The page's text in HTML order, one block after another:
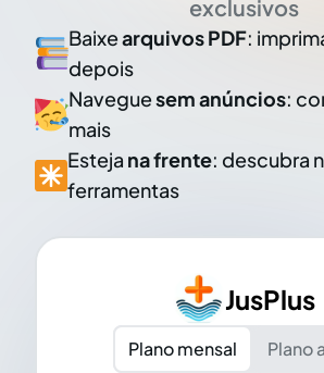
exclusivos
Baixearquivos PDF:
depois
Naveguesem anúncios:
mais
Esteja na frente: descubra
ferramentas
JusPlus
Plano mensal
Plano